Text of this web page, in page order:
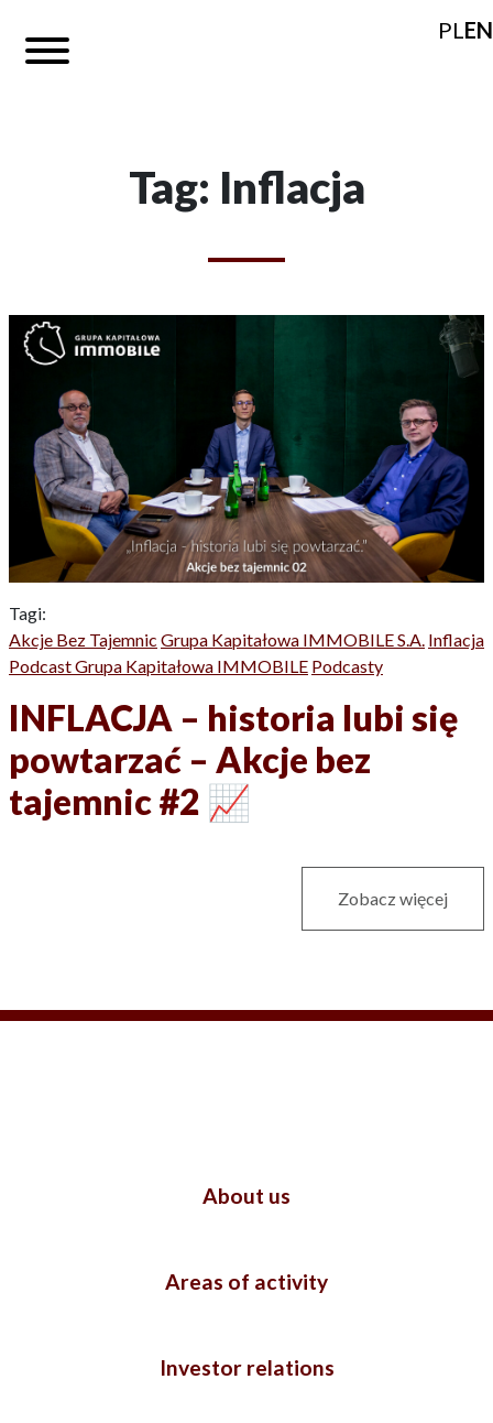
PLEN
Tag: Inflacja
Tagi:
Akcje Bez Tajemnic Grupa Kapitałowa IMMOBILE S.A. Inflacja
Podcast Grupa Kapitałowa IMMOBILE Podcasty
INFLACJA – historia lubi się
powtarzać – Akcje bez
tajemnic #2 📈
Zobacz więcej
About us
Areas of activity
Investor relations